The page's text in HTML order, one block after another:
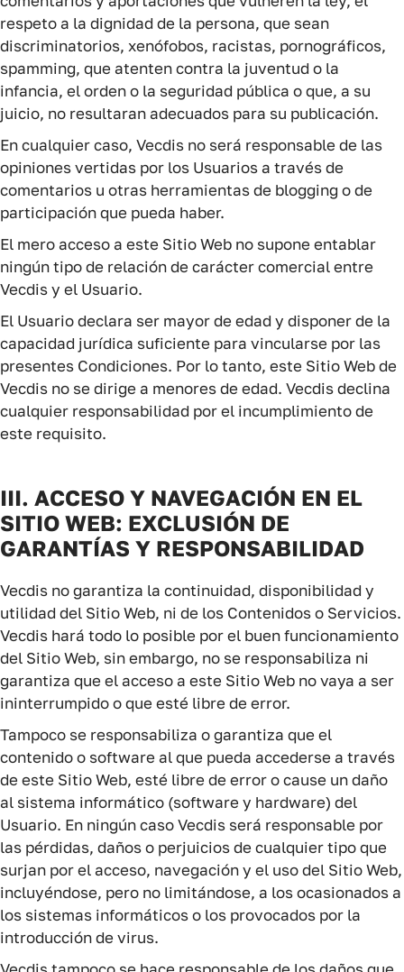
respeto a la dignidad de la persona, que sean
discriminatorios, xenófobos, racistas, pornográficos,
spamming, que atenten contra la juventud o la
infancia, el orden o la seguridad pública o que, a su
juicio, no resultaran adecuados para su publicación.
En cualquier caso, Vecdis no será responsable de las
opiniones vertidas por los Usuarios a través de
comentarios u otras herramientas de blogging o de
participación que pueda haber.
El mero acceso a este Sitio Web no supone entablar
ningún tipo de relación de carácter comercial entre
Vecdis y el Usuario.
El Usuario declara ser mayor de edad y disponer de la
capacidad jurídica suficiente para vincularse por las
presentes Condiciones. Por lo tanto, este Sitio Web de
Vecdis no se dirige a menores de edad. Vecdis declina
cualquier responsabilidad por el incumplimiento de
este requisito.
III. ACCESO Y NAVEGACIÓN EN EL
SITIO WEB: EXCLUSIÓN DE
GARANTÍAS Y RESPONSABILIDAD
Vecdis no garantiza la continuidad, disponibilidad y
utilidad del Sitio Web, ni de los Contenidos o Servicios.
Vecdis hará todo lo posible por el buen funcionamiento
del Sitio Web, sin embargo, no se responsabiliza ni
garantiza que el acceso a este Sitio Web no vaya a ser
ininterrumpido o que esté libre de error.
Tampoco se responsabiliza o garantiza que el
contenido o software al que pueda accederse a través
de este Sitio Web, esté libre de error o cause un daño
al sistema informático (software y hardware) del
Usuario. En ningún caso Vecdis será responsable por
las pérdidas, daños o perjuicios de cualquier tipo que
surjan por el acceso, navegación y el uso del Sitio Web,
incluyéndose, pero no limitándose, a los ocasionados a
los sistemas informáticos o los provocados por la
introducción de virus.